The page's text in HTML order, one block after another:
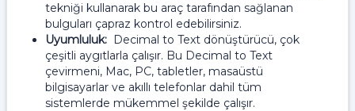
tekniği kullanarak bu araç tarafından sağlanan
bulguları çapraz kontrol edebilirsiniz.
Uyumluluk: Decimal to Text dönüştürücü, çok
çeşitli aygıtlarla çalışır. Bu Decimal to Text
çevirmeni, Mac, PC, tabletler, masaüstü
bilgisayarlar ve akıllı telefonlar dahil tüm
sistemlerde mükemmel şekilde çalışır.